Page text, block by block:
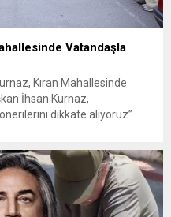
Vatandaşla
Kıran Mahallesinde
İhsan Kurnaz,
dikkate alıyoruz”
dinleyen Başkan İhsan